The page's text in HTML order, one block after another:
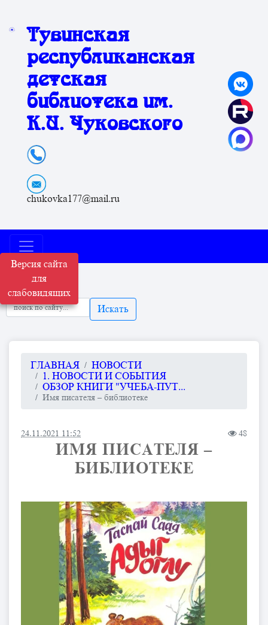
Версия сайта
для
слабовидящих
Тувинская
республиканская
детская
библиотека им.
К.И. Чуковского
chukovka177@mail.ru
Искать
ГЛАВНАЯ
НОВОСТИ
1. НОВОСТИ И СОБЫТИЯ
ОБЗОР КНИГИ "УЧЕБА-ПУТ...
Имя писателя – библиотеке
24.11.2021 11:52 48
ИМЯ ПИСАТЕЛЯ –
БИБЛИОТЕКЕ